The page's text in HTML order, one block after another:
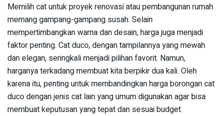
Memilih cat untuk proyek renovasi atau pembangunan rumah
memang gampang-gampang susah. Selain
mempertimbangkan warna dan desain, harga juga menjadi
faktor penting. Cat duco, dengan tampilannya yang mewah
dan elegan, seringkali menjadi pilihan favorit. Namun,
harganya terkadang membuat kita berpikir dua kali. Oleh
karena itu, penting untuk membandingkan harga borongan cat
duco dengan jenis cat lain yang umum digunakan agar bisa
membuat keputusan yang tepat dan sesuai budget.